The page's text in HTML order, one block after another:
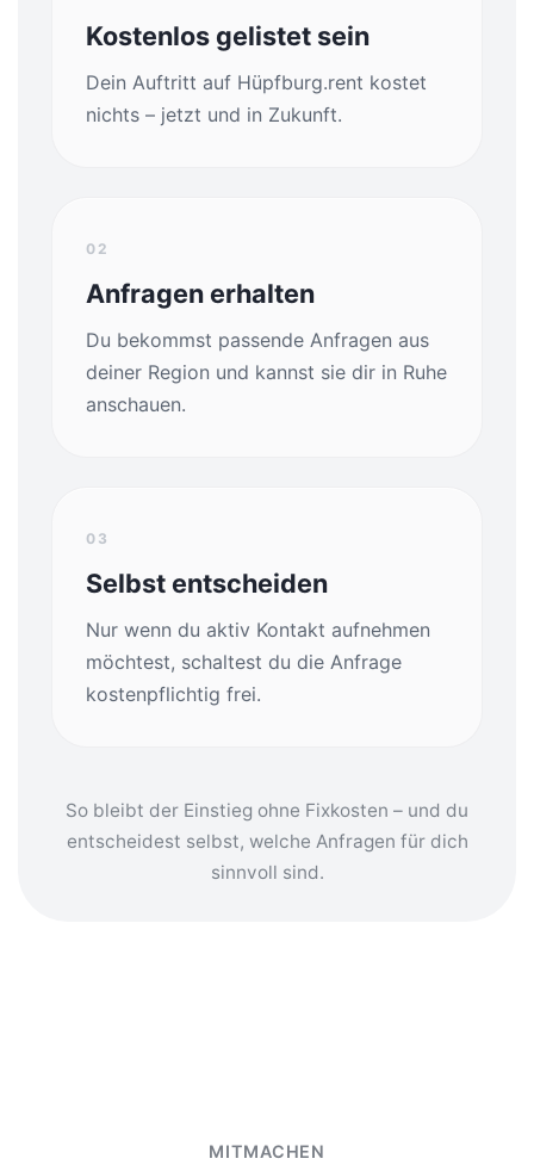
Kostenlos gelistet sein
Dein Auftritt auf Hüpfburg.rent kostet
nichts – jetzt und in Zukunft.
02
Anfragen erhalten
Du bekommst passende Anfragen aus
deiner Region und kannst sie dir in Ruhe
anschauen.
03
Selbst entscheiden
Nur wenn du aktiv Kontakt aufnehmen
möchtest, schaltest du die Anfrage
kostenpflichtig frei.
So bleibt der Einstieg ohne Fixkosten – und du
entscheidest selbst, welche Anfragen für dich
sinnvoll sind.
MITMACHEN